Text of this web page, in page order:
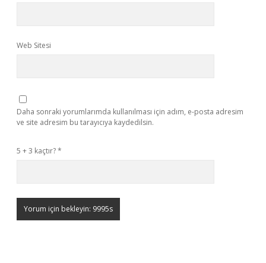
Web Sitesi
Daha sonraki yorumlarımda kullanılması için adım, e-posta adresim
ve site adresim bu tarayıcıya kaydedilsin.
5 + 3 kaçtır?*